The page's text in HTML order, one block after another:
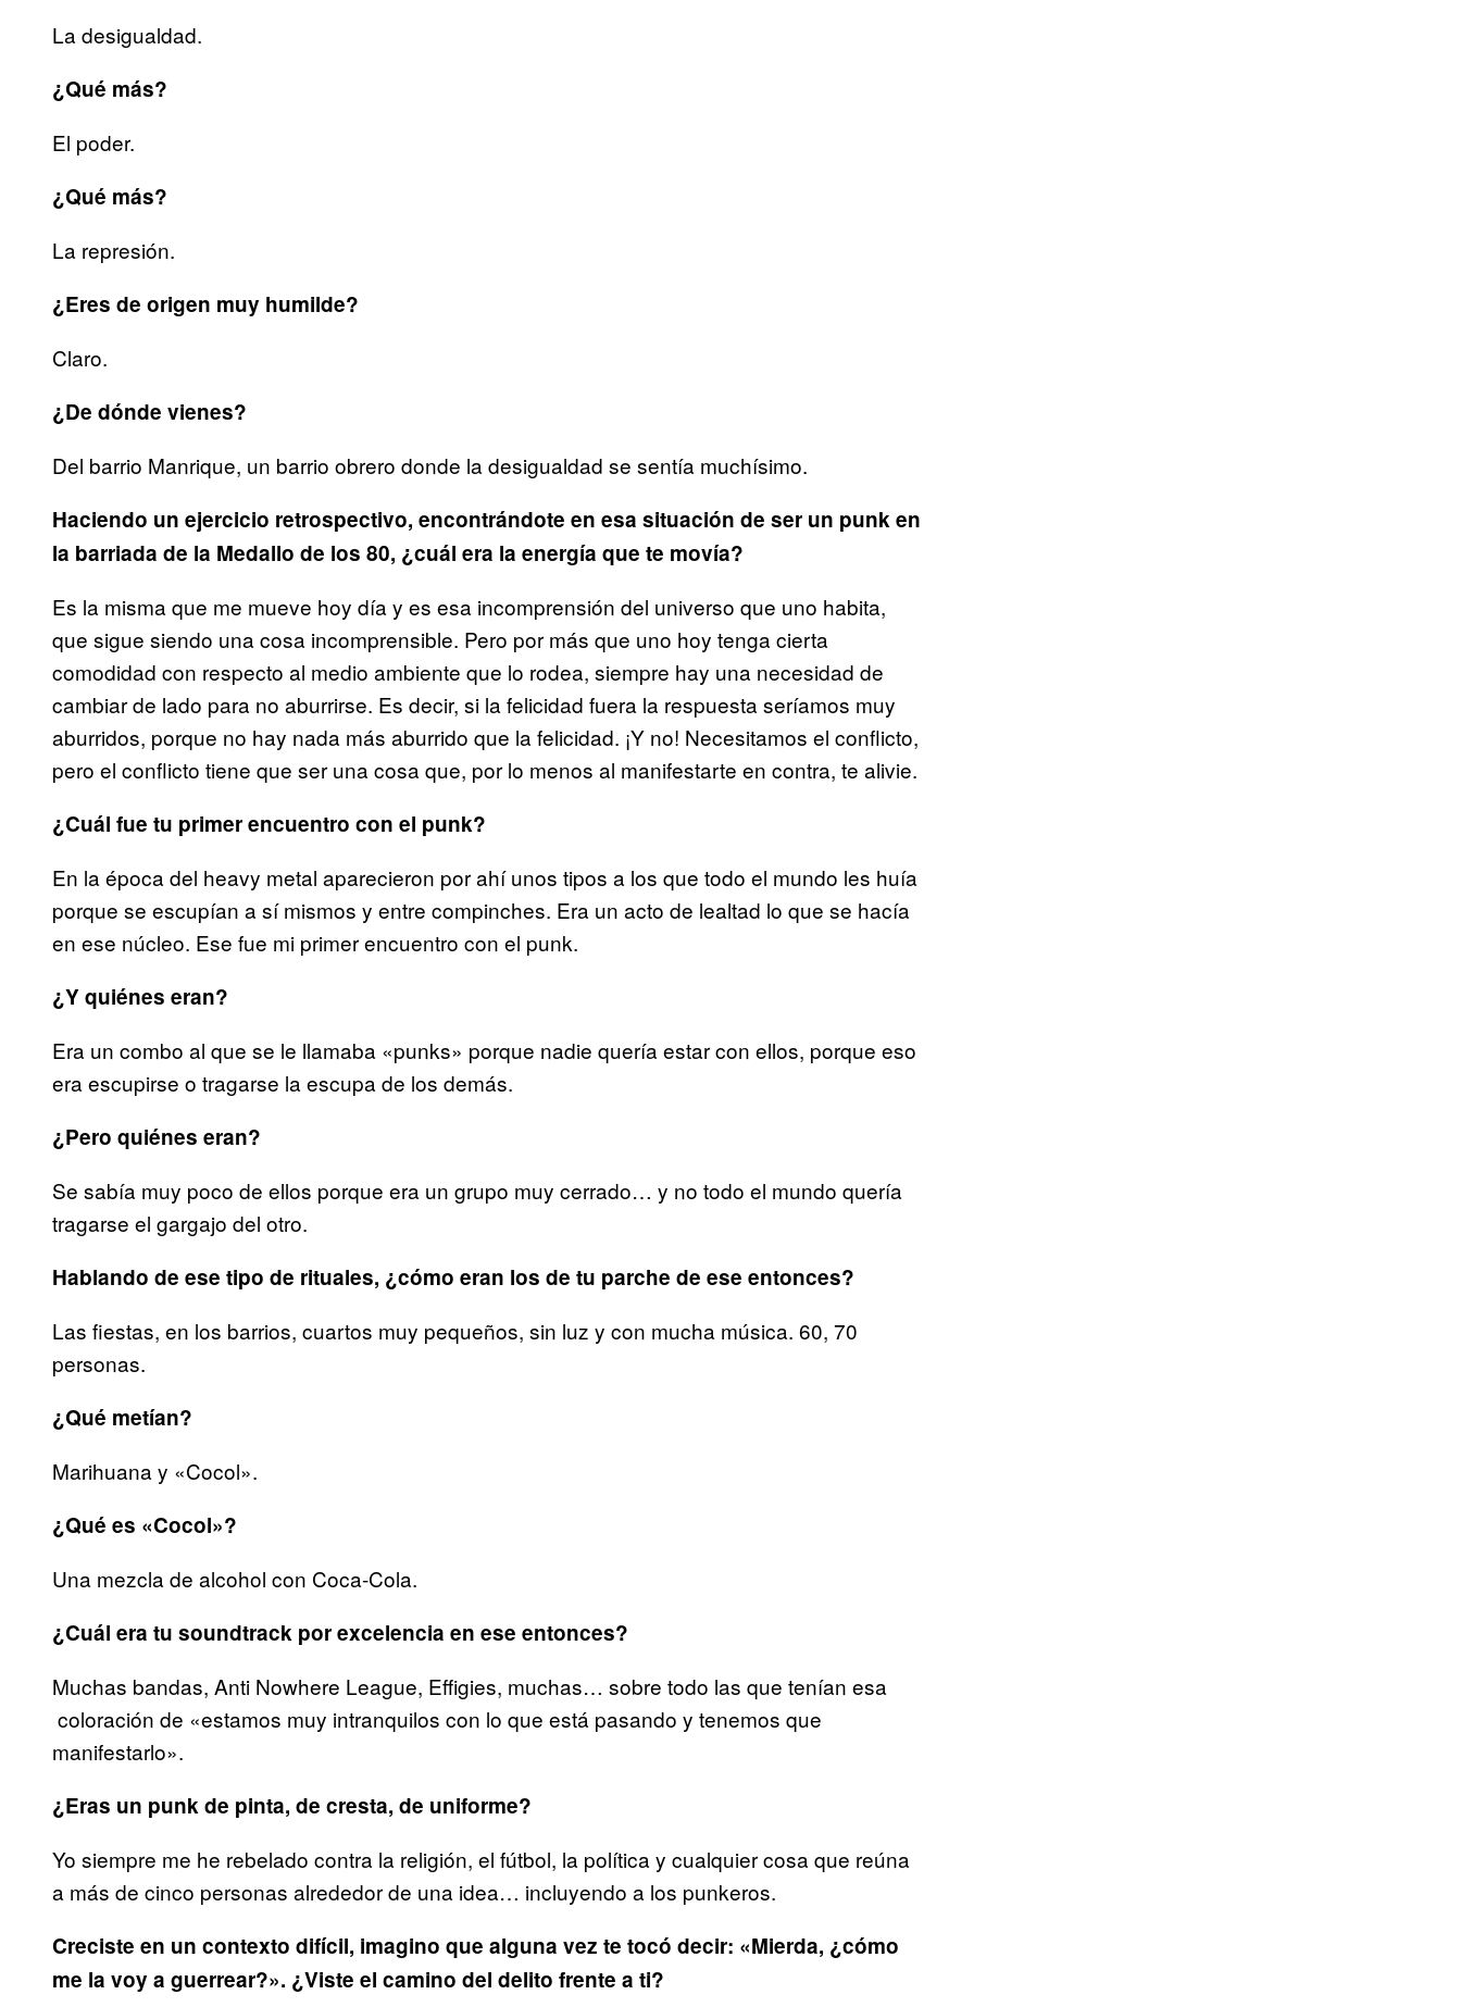
La desigualdad.
¿Qué más?
El poder.
¿Qué más?
La represión.
¿Eres de origen muy humilde?
Claro.
¿De dónde vienes?
Del barrio Manrique, un barrio obrero donde la desigualdad se sentía muchísimo.
Haciendo un ejercicio retrospectivo, encontrándote en esa situación de ser un punk en
la barriada de la Medallo de los 80, ¿cuál era la energía que te movía?
Es la misma que me mueve hoy día y es esa incomprensión del universo que uno habita,
que sigue siendo una cosa incomprensible. Pero por más que uno hoy tenga cierta
comodidad con respecto al medio ambiente que lo rodea, siempre hay una necesidad de
cambiar de lado para no aburrirse. Es decir, si la felicidad fuera la respuesta seríamos muy
aburridos, porque no hay nada más aburrido que la felicidad. ¡Y no! Necesitamos el conflicto,
pero el conflicto tiene que ser una cosa que, por lo menos al manifestarte en contra, te alivie.
¿Cuál fue tu primer encuentro con el punk?
En la época del heavy metal aparecieron por ahí unos tipos a los que todo el mundo les huía
porque se escupían a sí mismos y entre compinches. Era un acto de lealtad lo que se hacía
en ese núcleo. Ese fue mi primer encuentro con el punk.
¿Y quiénes eran?
Era un combo al que se le llamaba «punks» porque nadie quería estar con ellos, porque eso
era escupirse o tragarse la escupa de los demás.
¿Pero quiénes eran?
Se sabía muy poco de ellos porque era un grupo muy cerrado… y no todo el mundo quería
tragarse el gargajo del otro.
Hablando de ese tipo de rituales, ¿cómo eran los de tu parche de ese entonces?
Las fiestas, en los barrios, cuartos muy pequeños, sin luz y con mucha música. 60, 70
personas.
¿Qué metían?
Marihuana y «Cocol».
¿Qué es «Cocol»?
Una mezcla de alcohol con Coca-Cola.
¿Cuál era tu soundtrack por excelencia en ese entonces?
Muchas bandas, Anti Nowhere League, Effigies, muchas… sobre todo las que tenían esa
coloración de «estamos muy intranquilos con lo que está pasando y tenemos que
manifestarlo».
¿Eras un punk de pinta, de cresta, de uniforme?
Yo siempre me he rebelado contra la religión, el fútbol, la política y cualquier cosa que reúna
a más de cinco personas alrededor de una idea… incluyendo a los punkeros.
Creciste en un contexto difícil, imagino que alguna vez te tocó decir: «Mierda, ¿cómo
me la voy a guerrear?». ¿Viste el camino del delito frente a ti?